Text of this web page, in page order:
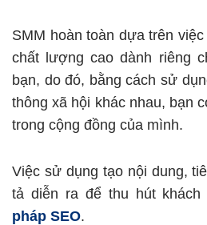
SMM hoàn toàn dựa trên
chất lượng cao dành riêng
bạn, do đó, bằng cách sử
thông xã hội khác nhau, bạn
trong cộng đồng của mình.
Việc sử dụng tạo nội dung,
tả diễn ra để thu hút khách
pháp SEO.